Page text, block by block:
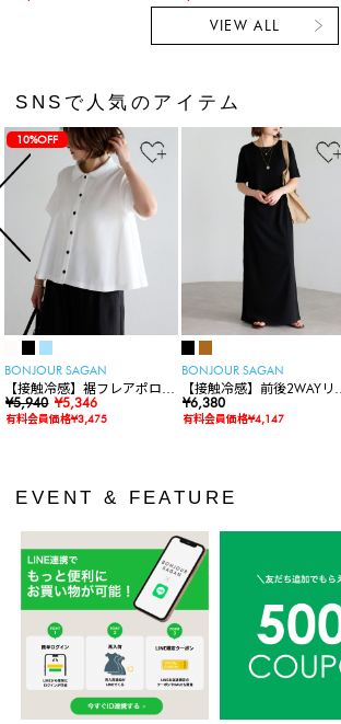
VIEW ALL
SNSで人気のアイテム
10%OFF
BONJOUR SAGAN
【接触冷感】裾フレアポロシ
ャツ
¥5,940 ¥5,346
有料会員価格¥3,475
BONJOUR SAGAN
【接触冷感】前後2WAYリブ
カットワンピース
¥6,380
有料会員価格¥4,147
EVENT & FEATURE